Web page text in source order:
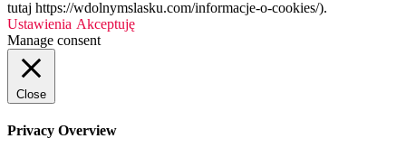
tutaj https://wdolnymslasku.com/informacje-o-cookies/).
Ustawienia Akceptuję
Manage consent
Close
Privacy Overview